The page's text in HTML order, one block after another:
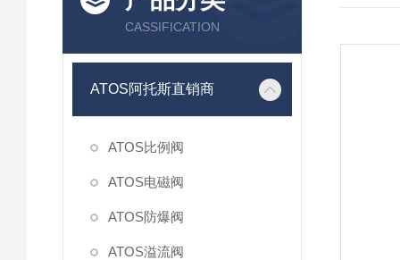
CASSIFICATION
ATOS阿托斯直销商
ATOS比例阀
ATOS电磁阀
ATOS防爆阀
ATOS溢流阀